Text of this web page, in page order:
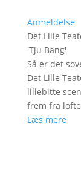
Anmeldelse
Det Lille
'Tju Bang'
Så er det
Det Lille
lillebitte
frem fra
Læs mere